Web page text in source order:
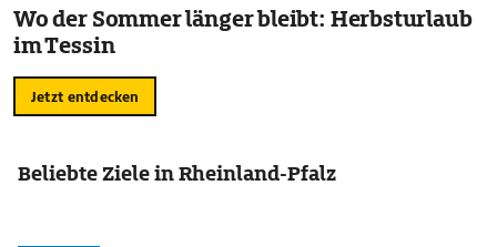
Wo der Sommer länger bleibt: Herbsturlaub
im Tessin
Jetzt entdecken
Beliebte Ziele in Rheinland-Pfalz